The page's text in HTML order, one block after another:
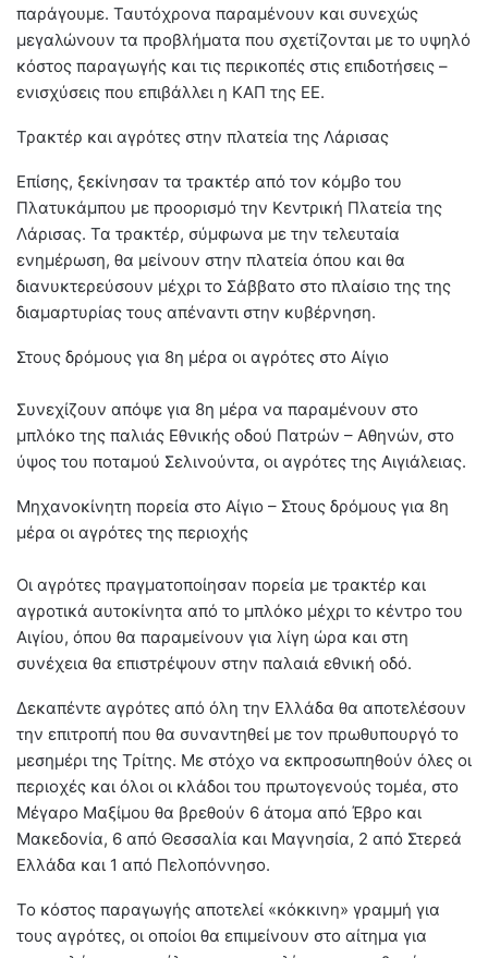
παράγουμε. Ταυτόχρονα παραμένουν και συνεχώς
μεγαλώνουν τα προβλήματα που σχετίζονται με το υψηλό
κόστος παραγωγής και τις περικοπές στις επιδοτήσεις –
ενισχύσεις που επιβάλλει η ΚΑΠ της ΕΕ.
Τρακτέρ και αγρότες στην πλατεία της Λάρισας
Επίσης, ξεκίνησαν τα τρακτέρ από τον κόμβο του
Πλατυκάμπου με προορισμό την Κεντρική Πλατεία της
Λάρισας. Τα τρακτέρ, σύμφωνα με την τελευταία
ενημέρωση, θα μείνουν στην πλατεία όπου και θα
διανυκτερεύσουν μέχρι το Σάββατο στο πλαίσιο της της
διαμαρτυρίας τους απέναντι στην κυβέρνηση.
Στους δρόμους για 8η μέρα οι αγρότες στο Αίγιο
Συνεχίζουν απόψε για 8η μέρα να παραμένουν στο
μπλόκο της παλιάς Εθνικής οδού Πατρών – Αθηνών, στο
ύψος του ποταμού Σελινούντα, οι αγρότες της Αιγιάλειας.
Μηχανοκίνητη πορεία στο Αίγιο – Στους δρόμους για 8η
μέρα οι αγρότες της περιοχής
Οι αγρότες πραγματοποίησαν πορεία με τρακτέρ και
αγροτικά αυτοκίνητα από το μπλόκο μέχρι το κέντρο του
Αιγίου, όπου θα παραμείνουν για λίγη ώρα και στη
συνέχεια θα επιστρέψουν στην παλαιά εθνική οδό.
Δεκαπέντε αγρότες από όλη την Ελλάδα θα αποτελέσουν
την επιτροπή που θα συναντηθεί με τον πρωθυπουργό το
μεσημέρι της Τρίτης. Με στόχο να εκπροσωπηθούν όλες οι
περιοχές και όλοι οι κλάδοι του πρωτογενούς τομέα, στο
Μέγαρο Μαξίμου θα βρεθούν 6 άτομα από Έβρο και
Μακεδονία, 6 από Θεσσαλία και Μαγνησία, 2 από Στερεά
Ελλάδα και 1 από Πελοπόννησο.
Το κόστος παραγωγής αποτελεί «κόκκινη» γραμμή για
τους αγρότες, οι οποίοι θα επιμείνουν στο αίτημα για